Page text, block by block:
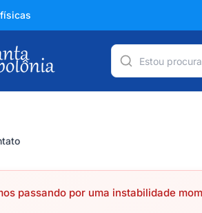
passando por uma instabilidade